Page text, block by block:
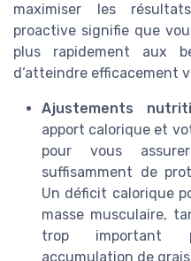
maximiser les
proactive signifie que
plus rapidement aux
d‘atteindre efficacement
Ajustements
apport calorique et
pour vous
suffisamment de
Un déficit calorique
masse musculaire,
trop important
accumulation de